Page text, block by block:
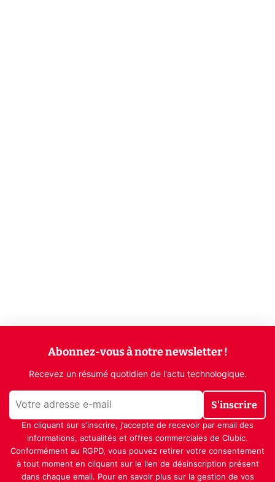
Abonnez-vous à notre newsletter !
Recevez un résumé quotidien de l'actu technologique.
S'inscrire
En cliquant sur s'inscrire, j’accepte de recevoir par email des
informations, actualités et offres commerciales de Clubic.
Conformément au RGPD, vous pouvez retirer votre consentement
à tout moment en cliquant sur le lien de désinscription présent
dans chaque email. Pour en savoir plus sur la gestion de vos